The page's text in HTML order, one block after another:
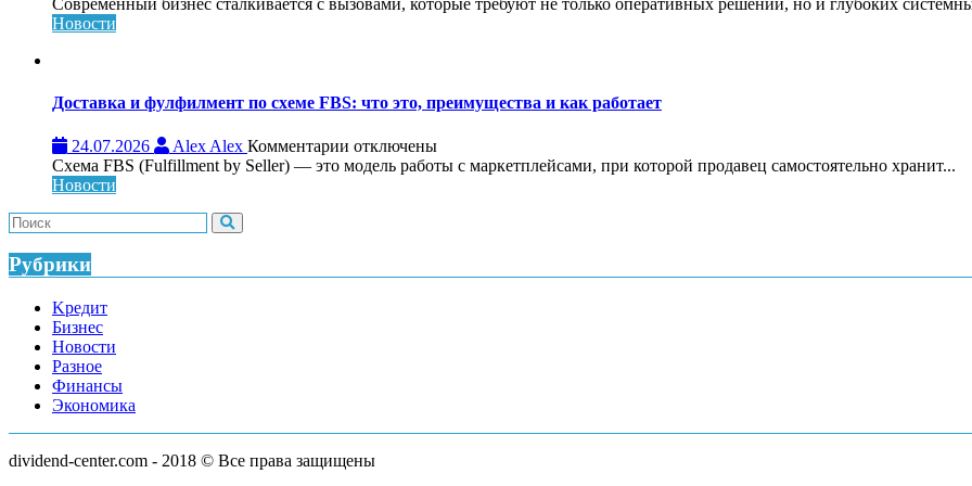
роста
что
это,
как
Современный бизнес сталкивается с вызовами, которые требуют не только оперативных решений, но и глубоких
Новости
Доставка и фулфилмент по схеме FBS: что это, преимущества и как работает
24.07.2026 Alex Alex Комментарии к
записи
FBS:
отключены
Схема FBS (Fulfillment by Seller) — это модель работы с маркетплейсами, при которой продавец самостоятельно хранит...
Новости
Рубрики
Kредит
Бизнес
Новости
Разное
Финансы
Экономика
dividend-center.com - 2018 © Все права защищены